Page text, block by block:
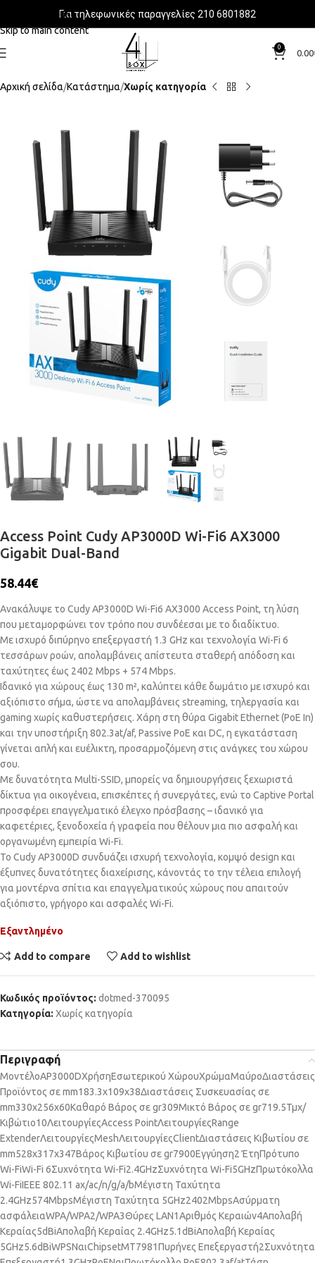
Skip to navigation
Skip to main content
Για τηλεφωνικές παραγγελίες 210 6801882
0
0.00
Αρχική σελίδα Κατάστημα Χωρίς κατηγορία
Access Point Cudy AP3000D Wi-Fi6 AX3000
Gigabit Dual-Band
58.44€
Ανακάλυψε το Cudy AP3000D Wi-Fi6 AX3000 Access Point, τη λύση
που μεταμορφώνει τον τρόπο που συνδέεσαι με το διαδίκτυο.
Με ισχυρό διπύρηνο επεξεργαστή 1.3 GHz και τεχνολογία Wi-Fi 6
τεσσάρων ροών, απολαμβάνεις απίστευτα σταθερή απόδοση και
ταχύτητες έως 2402 Mbps + 574 Mbps.
Ιδανικό για χώρους έως 130 m², καλύπτει κάθε δωμάτιο με ισχυρό και
αξιόπιστο σήμα, ώστε να απολαμβάνεις streaming, τηλεργασία και
gaming χωρίς καθυστερήσεις. Χάρη στη θύρα Gigabit Ethernet (PoE In)
και την υποστήριξη 802.3at/af, Passive PoE και DC, η εγκατάσταση
γίνεται απλή και ευέλικτη, προσαρμοζόμενη στις ανάγκες του χώρου
σου.
Με δυνατότητα Multi-SSID, μπορείς να δημιουργήσεις ξεχωριστά
δίκτυα για οικογένεια, επισκέπτες ή συνεργάτες, ενώ το Captive Portal
προσφέρει επαγγελματικό έλεγχο πρόσβασης – ιδανικό για
καφετέριες, ξενοδοχεία ή γραφεία που θέλουν μια πιο ασφαλή και
οργανωμένη εμπειρία Wi-Fi.
Το Cudy AP3000D συνδυάζει ισχυρή τεχνολογία, κομψό design και
έξυπνες δυνατότητες διαχείρισης, κάνοντάς το την τέλεια επιλογή
για μοντέρνα σπίτια και επαγγελματικούς χώρους που απαιτούν
αξιόπιστο, γρήγορο και ασφαλές Wi-Fi.
Εξαντλημένο
Add to compare Add to wishlist
Κωδικός προϊόντος: dotmed-370095
Κατηγορία: Χωρίς κατηγορία
Περιγραφή
ΜοντέλοAP3000DΧρήσηΕσωτερικού ΧώρουΧρώμαΜαύροΔιαστάσεις
Προϊόντος σε mm183.3x109x38Διαστάσεις Συσκευασίας σε
mm330x256x60Καθαρό Βάρος σε gr309Μικτό Βάρος σε gr719.5Τμχ/
Κιβώτιο10ΛειτουργίεςAccess PointΛειτουργίεςRange
ExtenderΛειτουργίεςMeshΛειτουργίεςClientΔιαστάσεις Κιβωτίου σε
mm528x317x347Βάρος Κιβωτίου σε gr7900Εγγύηση2 ΈτηΠρότυπο
Wi-FiWi-Fi 6Συχνότητα Wi-Fi2.4GHzΣυχνότητα Wi-Fi5GHzΠρωτόκολλα
Wi-FiIEEE 802.11 ax/ac/n/g/a/bΜέγιστη Ταχύτητα
2.4GΗz574MbpsΜέγιστη Ταχύτητα 5GΗz2402MbpsΑσύρματη
ασφάλειαWPA/WPA2/WPA3Θύρες LAN1Αριθμός Κεραιών4Απολαβή
Κεραίας5dBiΑπολαβή Κεραίας 2.4GΗz5.1dBiΑπολαβή Κεραίας
5GΗz5.6dBiWPSΝαιChipsetMT7981Πυρήνες Επεξεργαστή2Συχνότητα